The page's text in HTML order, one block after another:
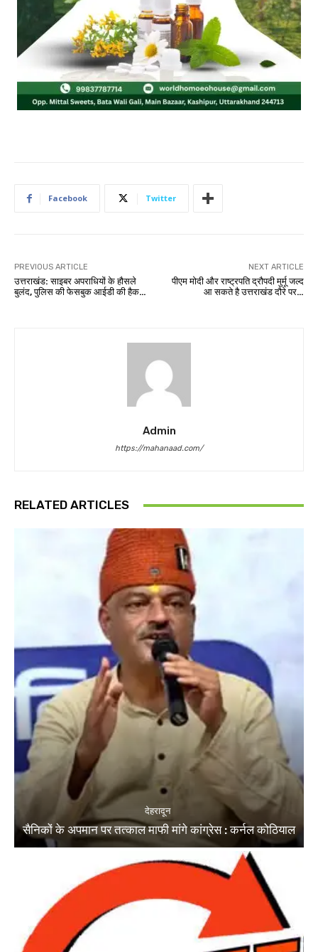
Facebook Twitter
PREVIOUS ARTICLE
उत्तराखंड: साइबर अपराधियों के हौसले
बुलंद, पुलिस की फेसबुक आईडी की हैक…
NEXT ARTICLE
पीएम मोदी और राष्ट्रपति द्रौपदी मुर्मू जल्द
आ सकते है उत्तराखंड दौरे पर…
Admin
https://mahanaad.com/
RELATED ARTICLES
देहरादून
सैनिकों के अपमान पर तत्काल माफी मांगे कांग्रेस : कर्नल कोठियाल